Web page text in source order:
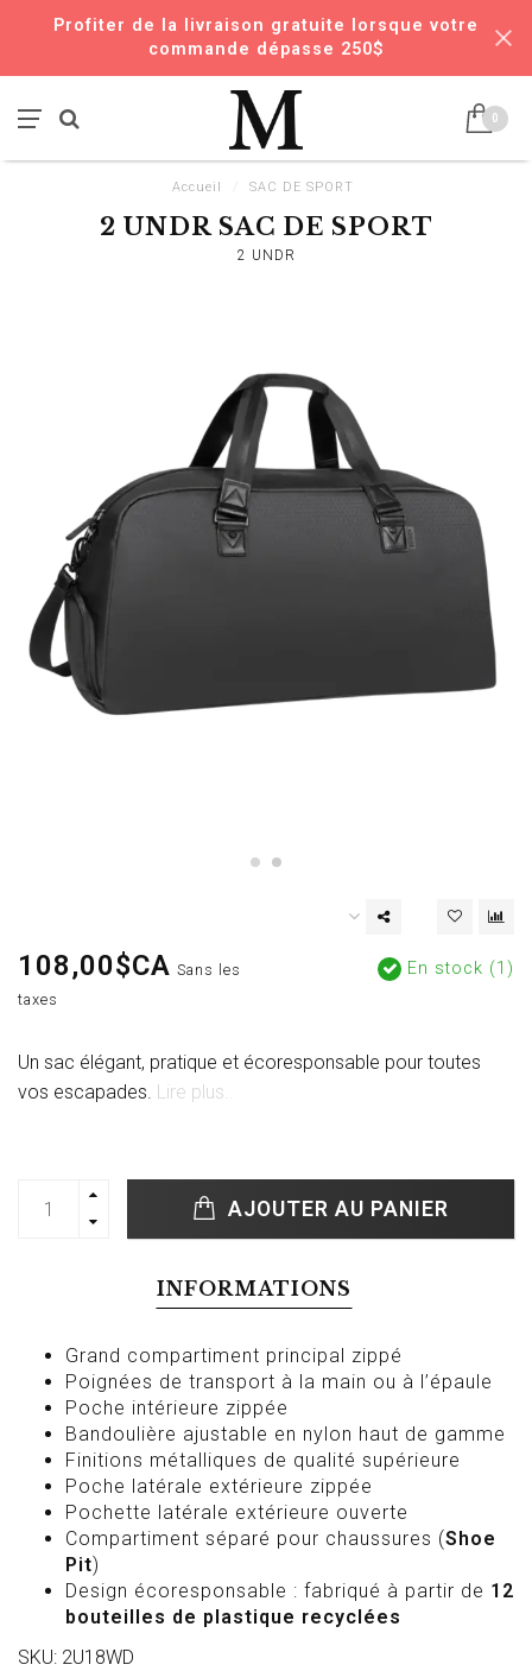
Profiter de la livraison gratuite lorsque votre
commande dépasse 250$
0
Accueil SAC DE SPORT
2 UNDR SAC DE SPORT
2 UNDR
108,00$CA Sans les
taxes
En stock (1)
Un sac élégant, pratique et écoresponsable pour toutes
vos escapades. Lire plus..
AJOUTER AU PANIER
INFORMATIONS
Grand compartiment principal zippé
Poignées de transport à la main ou à l’épaule
Poche intérieure zippée
Bandoulière ajustable en nylon haut de gamme
Finitions métalliques de qualité supérieure
Poche latérale extérieure zippée
Pochette latérale extérieure ouverte
Compartiment séparé pour chaussures (Shoe
Pit)
Design écoresponsable : fabriqué à partir de 12
bouteilles de plastique recyclées
SKU: 2U18WD